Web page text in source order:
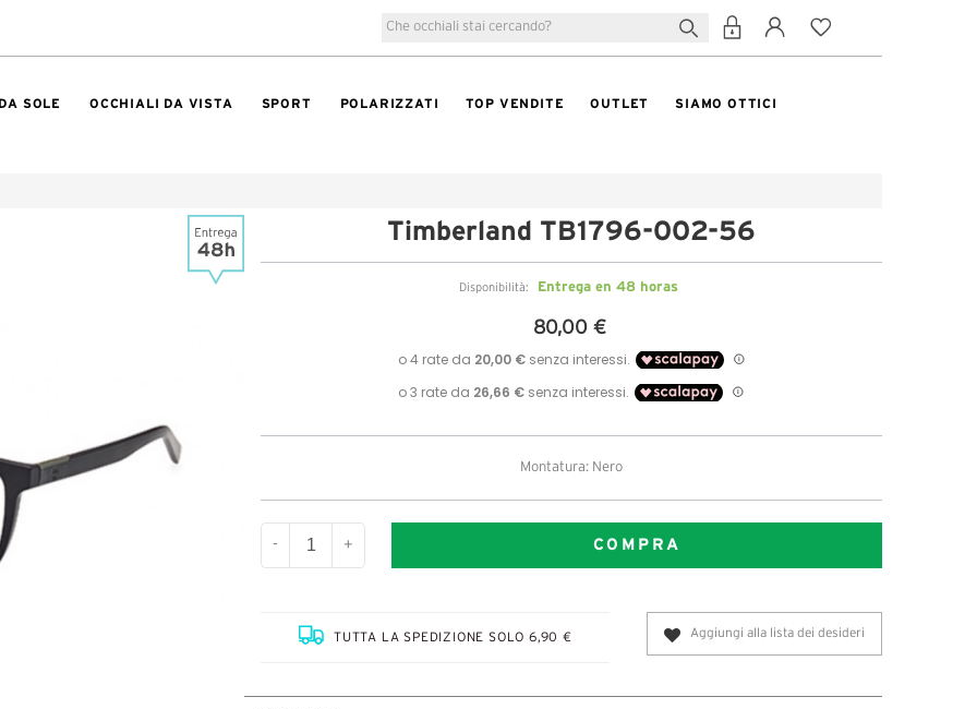
SOLE OCCHIALI DA VISTA SPORT POLARIZZATI TOP VENDITE OUTLET SIAMO OTTICI
Timberland TB1796-002-56
Disponibilità: Entrega en 48 horas
80,00 €
Montatura: Nero
- + COMPRA
TUTTA LA SPEDIZIONE SOLO 6,90 € Aggiungi alla lista dei desideri